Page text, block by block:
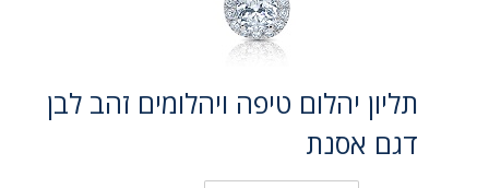
תליון יהלום טיפה ויהלומים זהב לבן
דגם אסנת